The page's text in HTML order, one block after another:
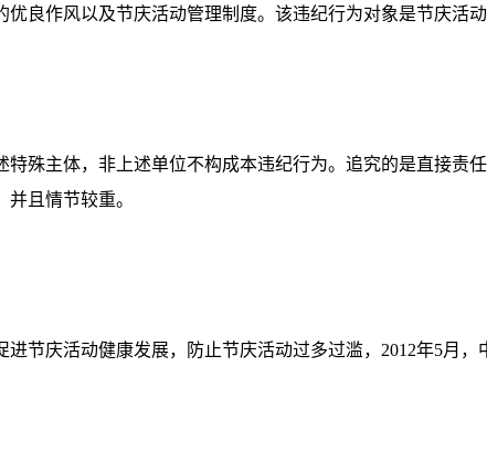
良作风以及节庆活动管理制度。该违纪行为对象是节庆活动
主体，非上述单位不构成本违纪行为。追究的是直接责
且情节较重。
庆活动健康发展，防止节庆活动过多过滥，2012年5月，